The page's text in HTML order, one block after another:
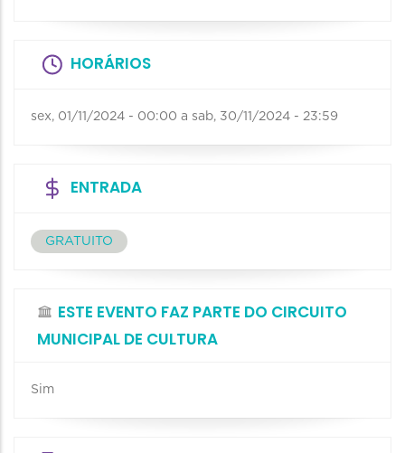
HORÁRIOS
sex, 01/11/2024 - 00:00 a sab, 30/11/2024 - 23:59
ENTRADA
GRATUITO
ESTE EVENTO FAZ PARTE DO CIRCUITO
MUNICIPAL DE CULTURA
Sim